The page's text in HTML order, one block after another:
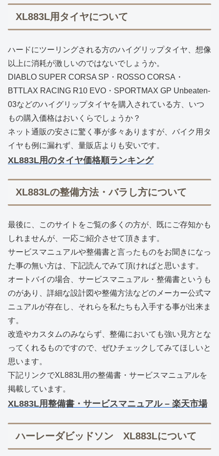
XL883L用タイヤについて
ハードにツーリングされる方のハイグリップタイヤ、想像
以上に消耗が激しいのではないでしょうか。
DIABLO SUPER CORSA SP・ROSSO CORSA・
BTTLAX RACING R10 EVO・SPORTMAX GP Unbeaten-
03などのハイグリップタイヤを購入されている方、いつ
もの購入価格はおいくらでしょうか？
ネット通販の安さに驚く事が多々ありますが、バイク用タ
イヤも例に漏れず、量販店よりも安いです。
XL883L用のタイヤ価格順ランキング
XL883Lの整備方法・バラし方について
最後に、このサイトをご覧の多くの方が、既にご存知かも
しれませんが、一応ご紹介させて頂きます。
サービスマニュアルや整備書と言ったものをお聞きになっ
た事の無い方は、下記読んでみて頂ければと思います。
オートバイの場合、サービスマニュアル・整備書というも
のがあり、詳細な設計図や整備方法などのメーカー公式マ
ニュアルが存在し、それらを私たちも入手する事が出来ま
す。
改造やカスタムのみならず、整備においても強い見方とな
ってくれるものですので、ぜひチェックしてみてほしいと
思います。
下記リンクでXL883L用の整備書・サービスマニュアルを
掲載しています。
XL883L用整備書・サービスマニュアル – 楽天市場
ハーレーダビッドソン XL883Lについて